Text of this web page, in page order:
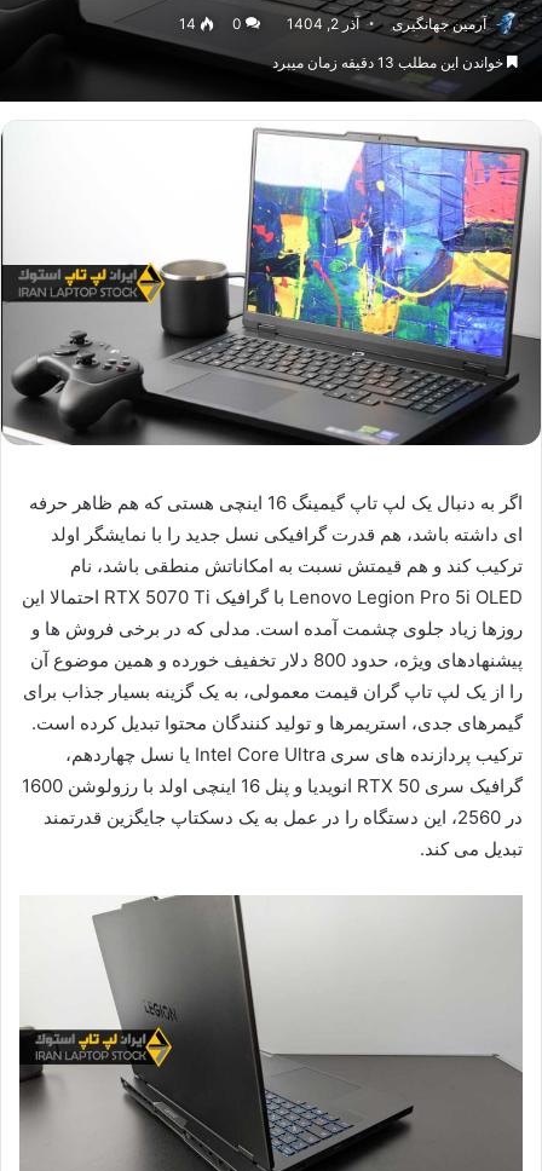
آرمین جهانگیری آذر 2, 1404 0
14
خواندن این مطلب 13 دقیقه زمان میبرد
اگر به دنبال یک لپ تاپ گیمینگ 16 اینچی هستی که هم ظاهر حرفه
ای داشته باشد، هم قدرت گرافیکی نسل جدید را با نمایشگر اولد
ترکیب کند و هم قیمتش نسبت به امکاناتش منطقی باشد، نام
Lenovo Legion Pro 5i OLED با گرافیک RTX 5070 Ti احتمالا این
روزها زیاد جلوی چشمت آمده است. مدلی که در برخی فروش ها و
پیشنهادهای ویژه، حدود 800 دلار تخفیف خورده و همین موضوع آن
را از یک لپ تاپ گران قیمت معمولی، به یک گزینه بسیار جذاب برای
گیمرهای جدی، استریمرها و تولید کنندگان محتوا تبدیل کرده است.
ترکیب پردازنده های سری Intel Core Ultra یا نسل چهاردهم،
گرافیک سری RTX 50 انویدیا و پنل 16 اینچی اولد با رزولوشن 1600
در 2560، این دستگاه را در عمل به یک دسکتاپ جایگزین قدرتمند
تبدیل می کند.